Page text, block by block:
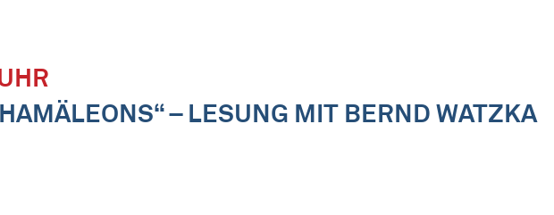
– LESUNG MIT BERND WATZKA